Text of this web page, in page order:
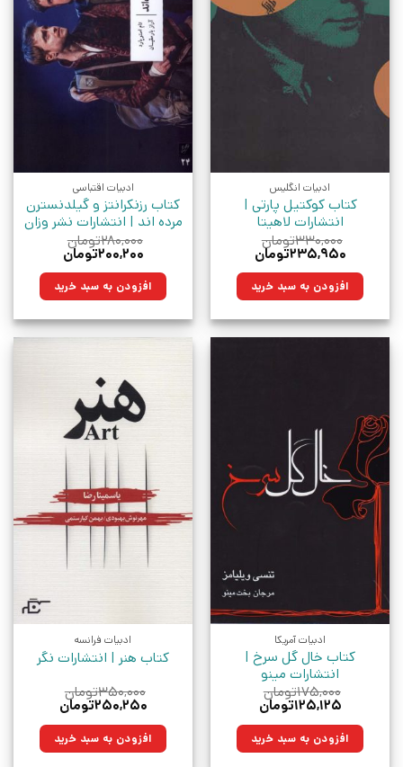
ادبیات انگلیس
کتاب کوکتیل پارتی |
انتشارات لاهیتا
۳۳۰,۰۰۰تومان
قیمت
۳۳۰,۰۰۰تومان
بود.
۲۳۵,۹۵۰تومان
۲۳۵,۹۵۰تومان.افزودن به سبد خرید
ادبیات اقتباسی
کتاب رزنکرانتز و گیلدنسترن
مرده اند | انتشارات نشر وزان
۲۸۰,۰۰۰تومان
قیمت
۲۸۰,۰۰۰تومان
بود.
۲۰۰,۲۰۰تومان
۲۰۰,۲۰۰تومان.افزودن به سبد خرید
ادبیات آمریکا
کتاب خال گل سرخ |
انتشارات مینو
۱۷۵,۰۰۰تومان
قیمت
۱۷۵,۰۰۰تومان
بود.
۱۲۵,۱۲۵تومان
۱۲۵,۱۲۵تومان.افزودن به سبد خرید
ادبیات فرانسه
کتاب هنر | انتشارات نگر
۳۵۰,۰۰۰تومان
قیمت
۳۵۰,۰۰۰تومان
بود.
۲۵۰,۲۵۰تومان
۲۵۰,۲۵۰تومان.افزودن به سبد خرید